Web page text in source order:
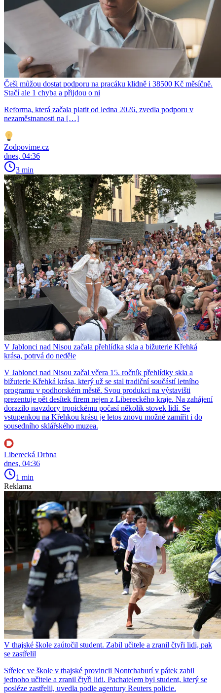
Češi můžou dostat podporu na pracáku klidně i 38500 Kč měsíčně.
Stačí ale 1 chyba a přijdou o ni
Reforma, která začala platit od ledna 2026, zvedla podporu v
nezaměstnanosti na […]
Zodpovime.cz
dnes, 04:36
3 min
V Jablonci nad Nisou začala přehlídka skla a bižuterie Křehká
krása, potrvá do neděle
V Jablonci nad Nisou začal včera 15. ročník přehlídky skla a
bižuterie Křehká krása, který už se stal tradiční součástí letního
programu v podhorském městě. Svou produkci na výstavišti
prezentuje pět desítek firem nejen z Libereckého kraje. Na zahájení
dorazilo navzdory tropickému počasí několik stovek lidí. Se
vstupenkou na Křehkou krásu je letos znovu možné zamířit i do
sousedního sklářského muzea.
Liberecká Drbna
dnes, 04:36
1 min
Reklama
V thajské škole zaútočil student. Zabil učitele a zranil čtyři lidi, pak
se zastřelil
Střelec ve škole v thajské provincii Nontchaburí v pátek zabil
jednoho učitele a zranil čtyři lidi. Pachatelem byl student, který se
posléze zastřelil, uvedla podle agentury Reuters policie.